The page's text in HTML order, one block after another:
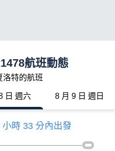
航班動態
洛特的航班
日 週六 8 月 9 日 週日
時 33 分內出發